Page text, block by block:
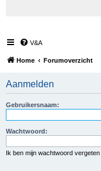
V&A
Home Forumoverzicht
Aanmelden
Gebruikersnaam:
Wachtwoord:
Ik ben mijn wachtwoord vergeten